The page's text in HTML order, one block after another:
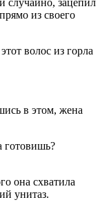
случайно, зацепил
из своего
волос из горла
в этом, жена
готовишь?
она схватила
унитаз.